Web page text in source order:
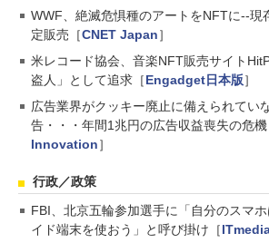
WWF、絶滅危惧種のアートをNFTに--現
定販売［CNET Japan］
米レコード協会、音楽NFT販売サイト
盗人」として追求［Engadget日本版］
広告業界がクッキー廃止に備えられてい
告・・・年間1兆円の広告収益喪失の危機
Innovation］
行政／政策
FBI、北京五輪参加選手に「自分のスマ
イド端末を使おう」と呼び掛け［